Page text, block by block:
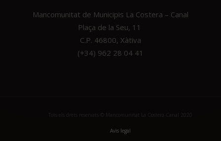
Mancomunitat de Municipis La Costera – Canal
Plaça de la Seu, 11
C.P. 46800, Xàtiva
(+34) 962 28 04 41
Avis legal